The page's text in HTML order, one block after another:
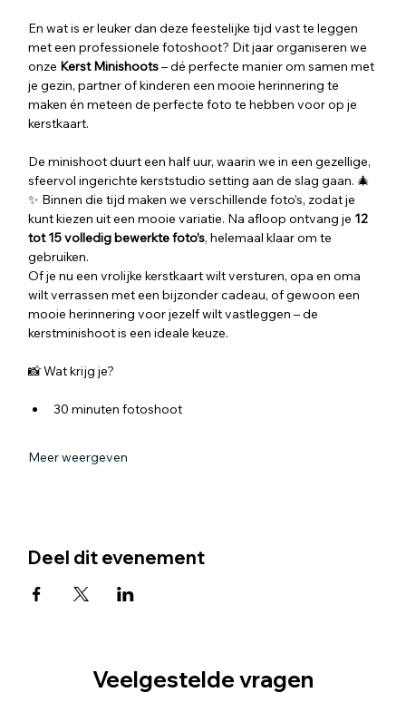
Veelgestelde vragen
En wat is er leuker dan deze feestelijke tijd vast te leggen
met een professionele fotoshoot? Dit jaar organiseren we
onze Kerst Minishoots – dé perfecte manier om samen met
je gezin, partner of kinderen een mooie herinnering te
maken én meteen de perfecte foto te hebben voor op je
kerstkaart.
De minishoot duurt een half uur, waarin we in een gezellige,
sfeervol ingerichte kerststudio setting aan de slag gaan. 🎄
✨ Binnen die tijd maken we verschillende foto’s, zodat je
kunt kiezen uit een mooie variatie. Na afloop ontvang je 12
tot 15 volledig bewerkte foto’s, helemaal klaar om te
gebruiken.
Of je nu een vrolijke kerstkaart wilt versturen, opa en oma
wilt verrassen met een bijzonder cadeau, of gewoon een
mooie herinnering voor jezelf wilt vastleggen – de
kerstminishoot is een ideale keuze.
📸 Wat krijg je?
30 minuten fotoshoot
Meer weergeven
Deel dit evenement